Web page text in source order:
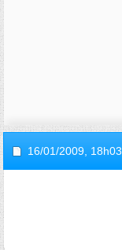
16/01/2009, 18h03